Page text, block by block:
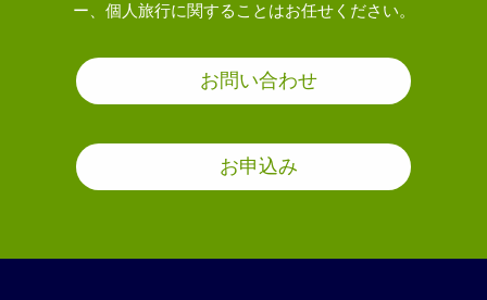
ー、個人旅行に関することはお任せください。
お問い合わせ
お申込み